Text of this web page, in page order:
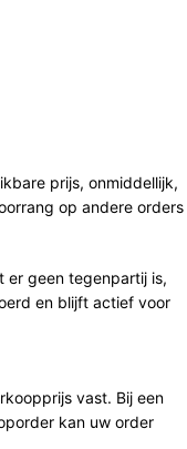
prijs, onmiddellijk,
op andere orders
er geen tegenpartij is,
en blijft actief voor
vast. Bij een
kan uw order